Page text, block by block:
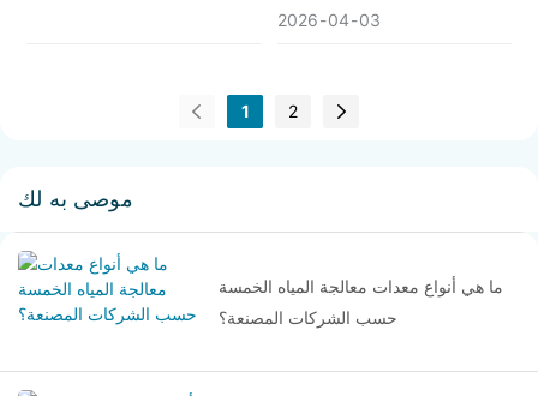
تأثيراً في قطاع معالجة المياه في
المعرض، الذي حمل شعار "بناء
بالتكنولوجيا من أجل نمو شامل" ،
أكثر من 1000 شركة رائدة
و20000 زائر متخصص من 52
مركزاً محورياً للتبادل التكنولوجي
مياه الصرف الصحي، وخفض
2026 04 03
1 2
موصى به لك
ما هي أنواع معدات معالجة المياه الخمسة
حسب الشركات المصنعة؟